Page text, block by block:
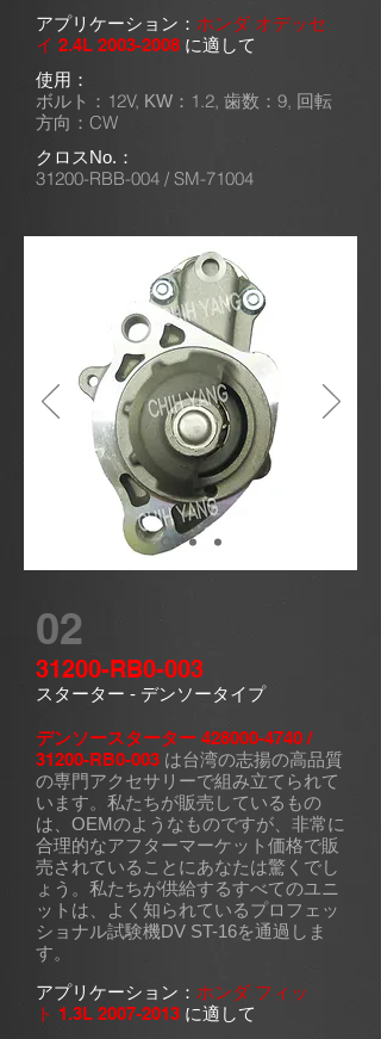
アプリケーション： ホンダ オデッセ
イ 2.4L 2003-2008 に適して
使用：
ボルト：12V, KW： 1.2, 歯数： 9, 回転
方向： CW
クロスNo.：
31200-RBB-004 / SM-71004
02
31200-RB0-003
スターター - デンソータイプ
デンソースターター 428000-4740 /
31200-RB0-003 は台湾の志揚の高品質
の専門アクセサリーで組み立てられて
います。私たちが販売しているもの
は、OEMのようなものですが、非常に
合理的なアフターマーケット価格で販
売されていることにあなたは驚くでし
ょう。私たちが供給するすべてのユニ
ットは、よく知られているプロフェッ
ショナル試験機DV ST-16を通過しま
す。
アプリケーション： ホンダ フィッ
ト 1.3L 2007-2013 に適して